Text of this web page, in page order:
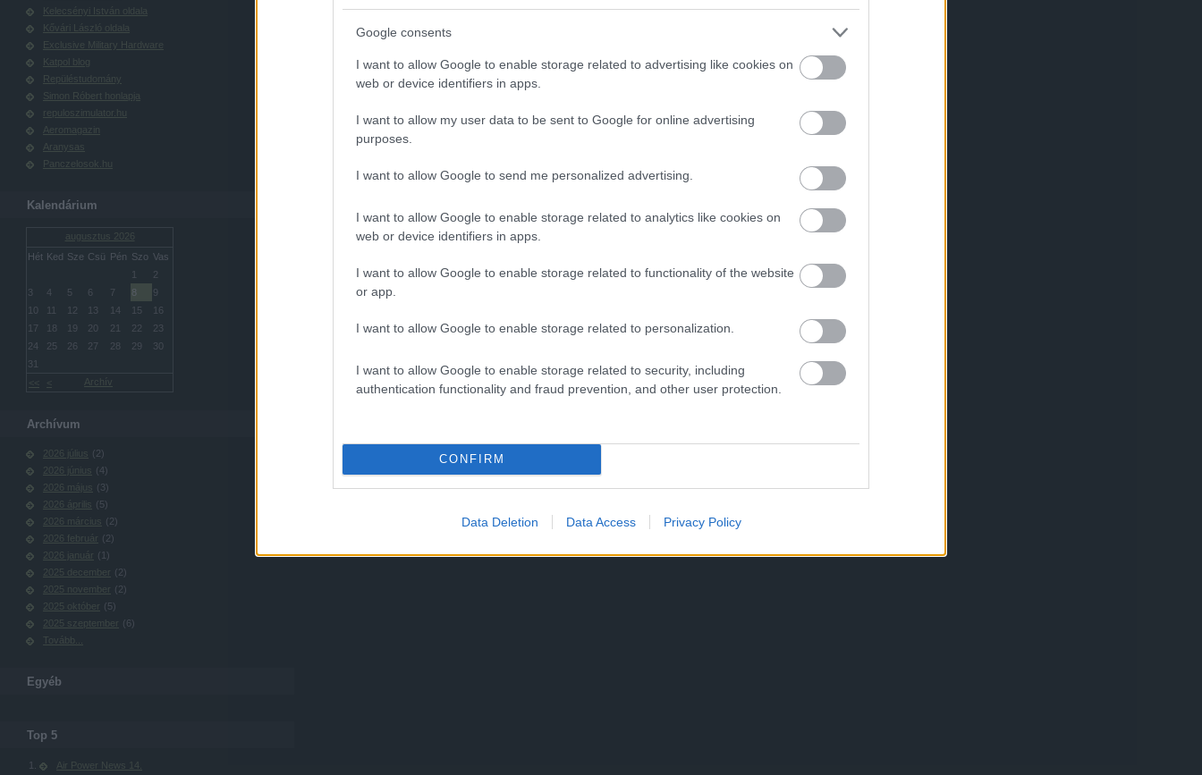
Google consents
I want to allow Google to enable storage related to advertising like cookies on
web or device identifiers in apps.
I want to allow my user data to be sent to Google for online advertising
purposes.
I want to allow Google to send me personalized advertising.
I want to allow Google to enable storage related to analytics like cookies on
web or device identifiers in apps.
I want to allow Google to enable storage related to functionality of the website
or app.
I want to allow Google to enable storage related to personalization.
I want to allow Google to enable storage related to security, including
authentication functionality and fraud prevention, and other user protection.
CONFIRM
Data Deletion Data Access Privacy Policy
Kelecsényi István oldala
Kővári László oldala
Exclusive Military Hardware
Katpol blog
Repüléstudomány
Simon Róbert honlapja
repuloszimulator.hu
Aeromagazin
Aranysas
Panczelosok.hu
Kalendárium
augusztus 2026
Hét Ked Sze Csü Pén Szo Vas
Archív
1
2
3
4 5 6 7 8
9
10
11 12 13 14 15
16
17
18 19 20 21 22
23
24
25 26 27 28 29
30
31
Archívum
2026 július (2)
2026 június (4)
2026 május (3)
2026 április (5)
2026 március (2)
2026 február (2)
2026 január ( 1 )
2025 december (2)
2025 november (2)
2025 október (5)
2025 szeptember (6 )
Tovább
Egyéb
Top 5
Air Power News 14.